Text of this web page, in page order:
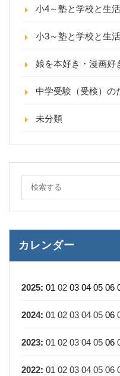
小4～塾と学校と生
小3～塾と学校と生
娘を本好き・漫画好
中学受験（受検）の
未分類
カレンダー
2025: 01 02 03 04 05 06
2024: 01 02 03 04 05 06
2023: 01 02 03 04 05 06
2022: 01 02 03 04 05 06